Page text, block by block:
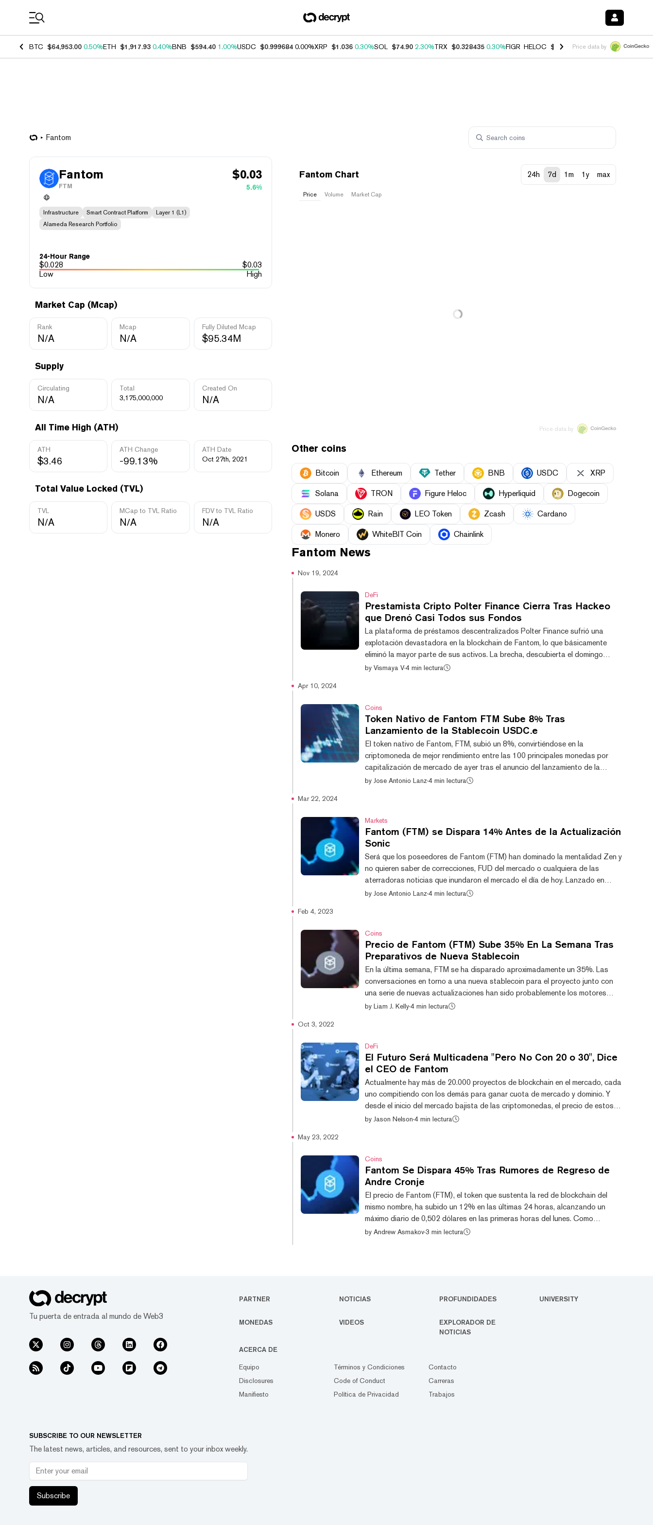
BTC $64,953.00 0.50%ETH $1,917.93 0.40%BNB $594.40 1.00%USDC $0.999684 0.00%XRP $1.036 0.30%SOL $74.90 2.30%TRX $0.328435 0.30%FIGR_HELOC $1.007 -2.70%HYPE $54.68 -
Price data by
Fantom
Fantom
FTM
$0.03
5.6%
Infrastructure Smart Contract Platform
Layer 1 (L1)
Alameda Research Portfolio
24-Hour Range
$0.028 $0.03
Low
High
Market Cap (Mcap)
Rank
N/A
Mcap
N/A
Fully Diluted Mcap
$95.34M
Supply
Circulating
N/A
Total
3,175,000,000
Created On
N/A
All Time High (ATH)
ATH
$3.46
ATH Change
-99.13%
ATH Date
Oct 27th, 2021
Total Value Locked (TVL)
TVL
N/A
MCap to TVL Ratio
N/A
FDV to TVL Ratio
N/A
Fantom Chart 24h 7d 1m 1y max
Price Volume Market Cap
Price data by
Other coins
Bitcoin Ethereum Tether BNB USDC XRP
Solana TRON Figure Heloc Hyperliquid Dogecoin
USDS Rain LEO Token Zcash Cardano
Monero WhiteBIT Coin Chainlink
Fantom News
Nov 19, 2024
DeFi
Prestamista Cripto Polter Finance Cierra Tras Hackeo
que Drenó Casi Todos sus Fondos
La plataforma de préstamos descentralizados Polter Finance sufrió una
explotación devastadora en la blockchain de Fantom, lo que básicamente
eliminó la mayor parte de sus activos. La brecha, descubierta el domingo
temprano, involucró la manipulación de los mecanismos de fijación de precios
by Vismaya V·4 min lectura
Apr 10, 2024
Coins
Token Nativo de Fantom FTM Sube 8% Tras
Lanzamiento de la Stablecoin USDC.e
El token nativo de Fantom, FTM, subió un 8%, convirtiéndose en la
criptomoneda de mejor rendimiento entre las 100 principales monedas por
capitalización de mercado de ayer tras el anuncio del lanzamiento de la
stablecoin USDC.e y una próxima actualización de red. Fantom es una
by Jose Antonio Lanz·4 min lectura
Mar 22, 2024
Markets
Fantom (FTM) se Dispara 14% Antes de la Actualización
Sonic
Será que los poseedores de Fantom (FTM) han dominado la mentalidad Zen y
no quieren saber de correcciones, FUD del mercado o cualquiera de las
aterradoras noticias que inundaron el mercado el día de hoy. Lanzado en
2018, Fantom es una Capa 1 destinada a competir con Ethereum. Utiliza una
by Jose Antonio Lanz·4 min lectura
Feb 4, 2023
Coins
Precio de Fantom (FTM) Sube 35% En La Semana Tras
Preparativos de Nueva Stablecoin
En la última semana, FTM se ha disparado aproximadamente un 35%. Las
conversaciones en torno a una nueva stablecoin para el proyecto junto con
una serie de nuevas actualizaciones han sido probablemente los motores
clave detrás del último movimiento. Estos acontecimientos también sugieren
by Liam J. Kelly·4 min lectura
Oct 3, 2022
DeFi
El Futuro Será Multicadena "Pero No Con 20 o 30", Dice
el CEO de Fantom
Actualmente hay más de 20.000 proyectos de blockchain en el mercado, cada
uno compitiendo con los demás para ganar cuota de mercado y dominio. Y
desde el inicio del mercado bajista de las criptomonedas, el precio de estos
tokens se ha hundido en toda la industria. Por ahora, Fantom se encuentra
by Jason Nelson·4 min lectura
May 23, 2022
Coins
Fantom Se Dispara 45% Tras Rumores de Regreso de
Andre Cronje
El precio de Fantom (FTM), el token que sustenta la red de blockchain del
mismo nombre, ha subido un 12% en las últimas 24 horas, alcanzando un
máximo diario de 0,502 dólares en las primeras horas del lunes. Como
muestran los datos de CoinMarketCap, FTM también ha subido un
by Andrew Asmakov·3 min lectura
Tu puerta de entrada al mundo de Web3
PARTNER NOTICIAS PROFUNDIDADES UNIVERSITY
MONEDAS VIDEOS
EXPLORADOR DE
NOTICIAS
ACERCA DE
Equipo
Disclosures
Manifiesto
Términos y Condiciones
Code of Conduct
Política de Privacidad
Contacto
Carreras
Trabajos
SUBSCRIBE TO OUR NEWSLETTER
The latest news, articles, and resources, sent to your inbox weekly.
Subscribe